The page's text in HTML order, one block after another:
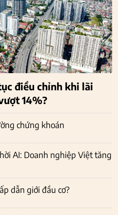
điều chỉnh khi lãi
14%?
chứng khoán
AI: Doanh nghiệp Việt tăng
dẫn giới đầu cơ?